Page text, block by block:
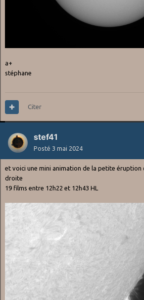
a+
stéphane
Citer
stef41
Posté 3 mai 2024
et voici une mini animation de la petite éruption
droite
19 films entre 12h22 et 12h43 HL